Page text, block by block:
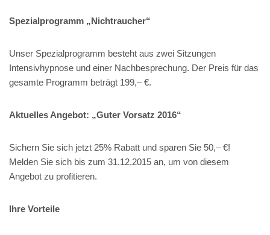
Spezialprogramm „Nichtraucher“
Unser Spezialprogramm besteht aus zwei Sitzungen
Intensivhypnose und einer Nachbesprechung. Der Preis für das
gesamte Programm beträgt 199,– €.
Aktuelles Angebot: „Guter Vorsatz 2016“
Sichern Sie sich jetzt 25% Rabatt und sparen Sie 50,– €!
Melden Sie sich bis zum 31.12.2015 an, um von diesem
Angebot zu profitieren.
Ihre Vorteile